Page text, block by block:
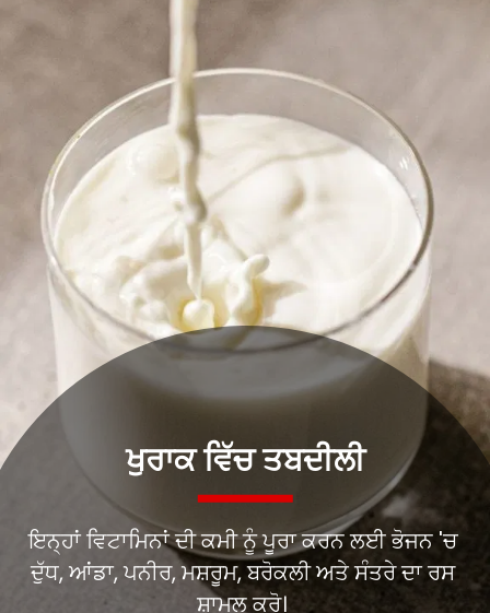
ਇਨ੍ਹਾਂ ਵਿਟਾਮਿਨਾਂ ਦੀ ਕਮੀ ਨੂੰ ਪੂਰਾ ਕਰਨ ਲਈ ਭੋਜਨ 'ਚ
ਦੁੱਧ, ਆਂਡਾ, ਪਨੀਰ, ਮਸ਼ਰੂਮ, ਬਰੋਕਲੀ ਅਤੇ ਸੰਤਰੇ ਦਾ ਰਸ
ਖੁਰਾਕ ਵਿੱਚ ਤਬਦੀਲੀ